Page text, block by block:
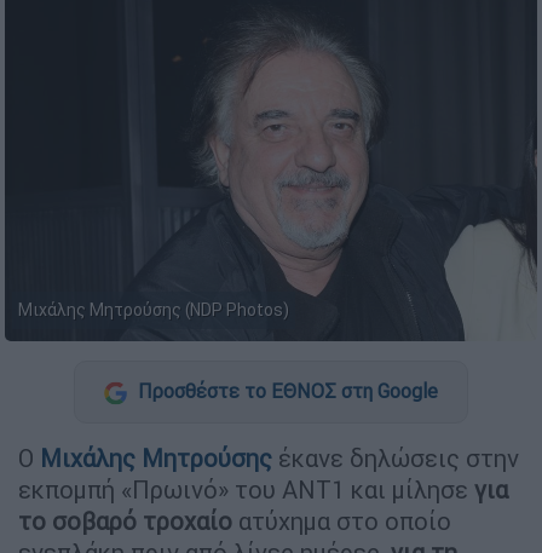
Μιχάλης Μητρούσης (NDP Photos)
Προσθέστε το ΕΘΝΟΣ στη Google
Ο Μιχάλης Μητρούσης έκανε δηλώσεις στην
εκπομπή «Πρωινό» του ΑΝΤ1 και μίλησε για
το σοβαρό τροχαίο ατύχημα στο οποίο